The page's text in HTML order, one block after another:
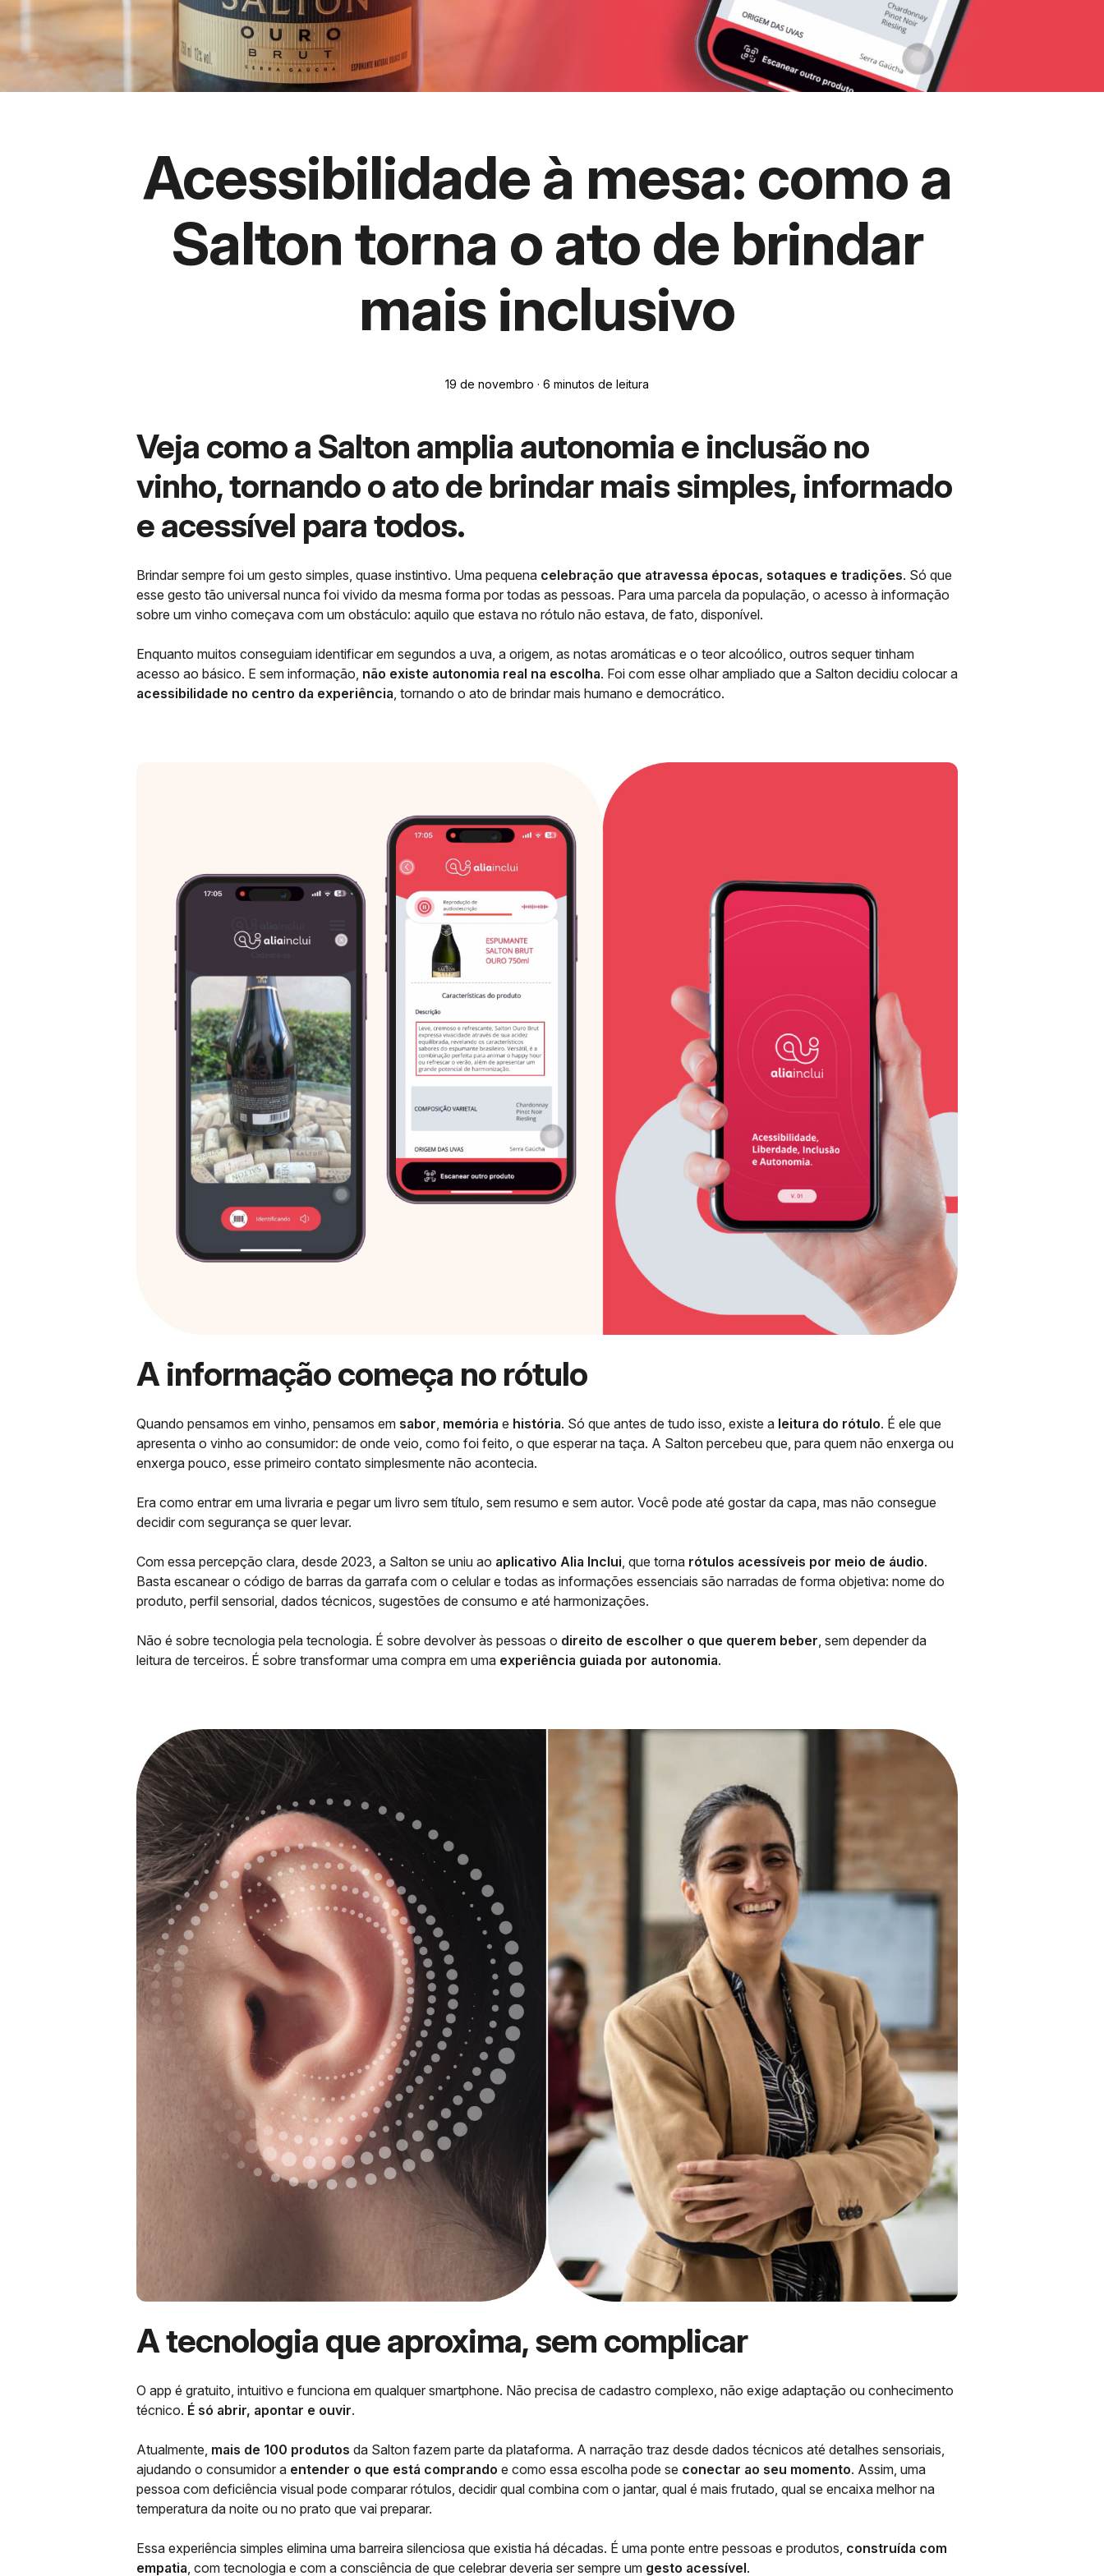
Acessibilidade à mesa: como a
Salton torna o ato de brindar
mais inclusivo
19 de novembro · 6 minutos de leitura
Veja como a Salton amplia autonomia e inclusão no
vinho, tornando o ato de brindar mais simples, informado
e acessível para todos.
Brindar sempre foi um gesto simples, quase instintivo. Uma pequena celebração que atravessa épocas, sotaques e tradições. Só que
esse gesto tão universal nunca foi vivido da mesma forma por todas as pessoas. Para uma parcela da população, o acesso à informação
sobre um vinho começava com um obstáculo: aquilo que estava no rótulo não estava, de fato, disponível.
Enquanto muitos conseguiam identificar em segundos a uva, a origem, as notas aromáticas e o teor alcoólico, outros sequer tinham
acesso ao básico. E sem informação, não existe autonomia real na escolha. Foi com esse olhar ampliado que a Salton decidiu colocar a
acessibilidade no centro da experiência, tornando o ato de brindar mais humano e democrático.
A informação começa no rótulo
Quando pensamos em vinho, pensamos em sabor memória e história. Só que antes de tudo isso, existe a leitura do rótulo. É ele que
apresenta o vinho ao consumidor: de onde veio, como foi feito, o que esperar na taça. A Salton percebeu que, para quem não enxerga ou
enxerga pouco, esse primeiro contato simplesmente não acontecia.
Era como entrar em uma livraria e pegar um livro sem título, sem resumo e sem autor. Você pode até gostar da capa, mas não consegue
decidir com segurança se quer levar.
Com essa percepção clara, desde 2023, a Salton se uniu ao aplicativo Alia Inclui , que torna rótulos acessíveis por meio de áudio.
Basta escanear o código de barras da garrafa com o celular e todas as informações essenciais são narradas de forma objetiva: nome do
produto, perfil sensorial, dados técnicos, sugestões de consumo e até harmonizações.
Não é sobre tecnologia pela tecnologia. É sobre devolver às pessoas o direito de escolher o que querem beber , sem depender da
leitura de terceiros. É sobre transformar uma compra em uma experiência guiada por autonomia.
A tecnologia que aproxima, sem complicar
O app é gratuito, intuitivo e funciona em qualquer smartphone. Não precisa de cadastro complexo, não exige adaptação ou conhecimento
técnico. É só abrir, apontar e ouvir.
Atualmente, mais de 100 produtos da Salton fazem parte da plataforma. A narração traz desde dados técnicos até detalhes sensoriais,
ajudando o consumidor a entender o que está comprando e como essa escolha pode se conectar ao seu momento. Assim, uma
pessoa com deficiência visual pode comparar rótulos, decidir qual combina com o jantar, qual é mais frutado, qual se encaixa melhor na
temperatura da noite ou no prato que vai preparar.
Essa experiência simples elimina uma barreira silenciosa que existia há décadas. É uma ponte entre pessoas e produtos, construída com
empatia , com tecnologia e com a consciência de que celebrar deveria ser sempre um gesto acessível.